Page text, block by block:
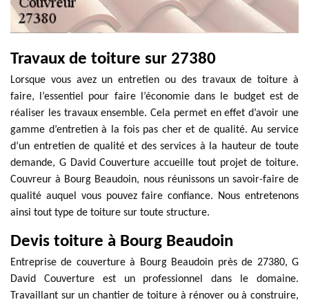
Travaux de toiture sur 27380
Lorsque vous avez un entretien ou des travaux de toiture à
faire, l’essentiel pour faire l’économie dans le budget est de
réaliser les travaux ensemble. Cela permet en effet d’avoir une
gamme d’entretien à la fois pas cher et de qualité. Au service
d’un entretien de qualité et des services à la hauteur de toute
demande, G David Couverture accueille tout projet de toiture.
Couvreur à Bourg Beaudoin, nous réunissons un savoir-faire de
qualité auquel vous pouvez faire confiance. Nous entretenons
ainsi tout type de toiture sur toute structure.
Devis toiture à Bourg Beaudoin
Entreprise de couverture à Bourg Beaudoin près de 27380, G
David Couverture est un professionnel dans le domaine.
Travaillant sur un chantier de toiture à rénover ou à construire,